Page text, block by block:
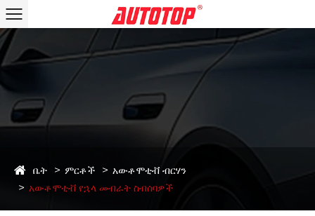
ቤት ምርቶች
አውቶሞቲቭ ብርሃን
አውቶሞቲቭ የኋላ መብራት ስብሰባዎች